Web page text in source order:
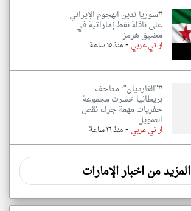
#سوريا تدين الهجوم الإيراني
على ناقلة نفط إماراتية في
مضيق هرمز
ار تي عربي -منذ ١٥ ساعة
#"الغارديان": متاحف
بريطانيا خسرت مجموعة
حفريات مهمة جراء نقص
التمويل
ار تي عربي -منذ ١٦ ساعة
المزيد من اخبار الإمارات